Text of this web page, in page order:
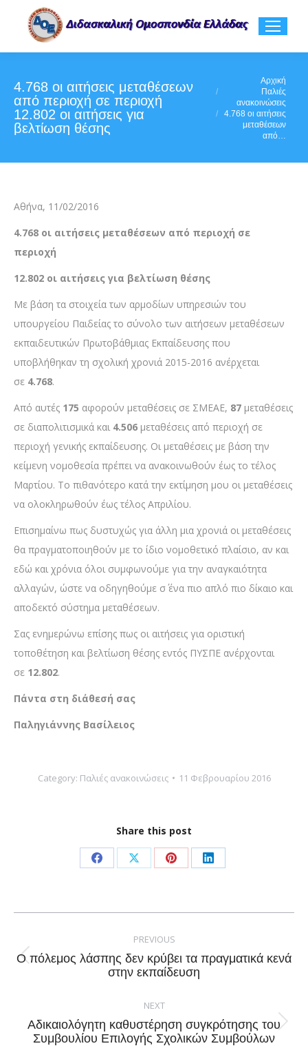
4.768 οι αιτήσεις μεταθέσεων
από περιοχή σε περιοχή
12.802 οι αιτήσεις για
βελτίωση θέσης
You are here:Αρχική
Παλιές
ανακοινώσεις
4.768 οι αιτήσεις
μεταθέσεων
από…
Αθήνα, 11/02/2016
4.768 οι αιτήσεις μεταθέσεων από περιοχή σε
περιοχή
12.802 οι αιτήσεις για βελτίωση θέσης
Με βάση τα στοιχεία των αρμοδίων υπηρεσιών του
υπουργείου Παιδείας το σύνολο των αιτήσεων μεταθέσεων
εκπαιδευτικών Πρωτοβάθμιας Εκπαίδευσης που
υποβλήθηκαν τη σχολική χρονιά 2015-2016 ανέρχεται
σε 4.768.
Από αυτές 175 αφορούν μεταθέσεις σε ΣΜΕΑΕ, 87 μεταθέσεις
σε διαπολιτισμικά και 4.506 μεταθέσεις από περιοχή σε
περιοχή γενικής εκπαίδευσης. Οι μεταθέσεις με βάση την
κείμενη νομοθεσία πρέπει να ανακοινωθούν έως το τέλος
Μαρτίου. Το πιθανότερο κατά την εκτίμηση μου οι μεταθέσεις
να ολοκληρωθούν έως τέλος Απριλίου.
Επισημαίνω πως δυστυχώς για άλλη μια χρονιά οι μεταθέσεις
θα πραγματοποιηθούν με το ίδιο νομοθετικό πλαίσιο, αν και
εδώ και χρόνια όλοι συμφωνούμε για την αναγκαιότητα
αλλαγών, ώστε να οδηγηθούμε σ΄ ένα πιο απλό πιο δίκαιο και
αποδεκτό σύστημα μεταθέσεων.
Σας ενημερώνω επίσης πως οι αιτήσεις για οριστική
τοποθέτηση και βελτίωση θέσης εντός ΠΥΣΠΕ ανέρχονται
σε 12.802.
Πάντα στη διάθεσή σας
Παληγιάννης Βασίλειος
Category: Παλιές ανακοινώσεις 11 Φεβρουαρίου 2016
Share this post
Share
Facebook
Share
X
Share
Pinterest
Share
LinkedIn
navigation
PREVIOUS
Previous
Ο πόλεμος λάσπης δεν κρύβει τα πραγματικά κενά
στην εκπαίδευση
NEXT
Next
post:
Αδικαιολόγητη καθυστέρηση συγκρότησης του
Συμβουλίου Επιλογής Σχολικών Συμβούλων